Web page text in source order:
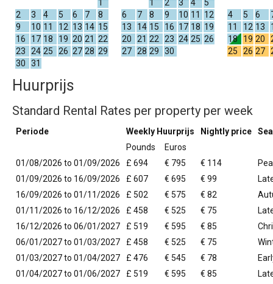
1
2
3 4 5 6 7
8
9
10 11 12 13 14 15
16
17 18 19 20 21 22
23
24 25 26 27 28 29
30
31
1 2 3 4
5
6
7 8 9 10 11
12
13
14 15 16 17 18 19
20
21 22 23 24 25 26
27 28 29 30
4 5 6
11
12 13
18
19 20
25
26 27
Huurprijs
Standard Rental Rates per property per week
Periode Weekly Huurprijs Nightly price
Pounds
Euros
01/08/2026 to 01/09/2026
£ 694 € 795 € 114
01/09/2026 to 16/09/2026
£ 607 € 695 € 99
16/09/2026 to 01/11/2026
£ 502 € 575 € 82
01/11/2026 to 16/12/2026
£ 458 € 525 € 75
16/12/2026 to 06/01/2027
£ 519 € 595 € 85
06/01/2027 to 01/03/2027
£ 458 € 525 € 75
01/03/2027 to 01/04/2027
£ 476 € 545 € 78
01/04/2027 to 01/06/2027
£ 519 € 595 € 85